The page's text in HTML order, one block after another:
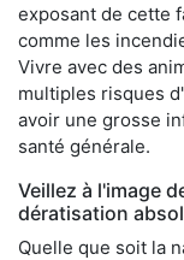
exposant de cette
comme les
Vivre avec des
multiples risques
avoir une grosse
santé générale.
Veillez à l'image
dératisation
Quelle que soit la